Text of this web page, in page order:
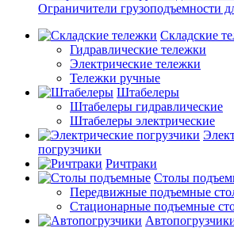
Ограничители грузоподъемности
Складские
Гидравлические тележки
Электрические тележки
Тележки ручные
Штабелеры
Штабелеры гидравлические
Штабелеры электрические
погрузчики
Ричтраки
Столы
Передвижные подъемные
Стационарные подъемные